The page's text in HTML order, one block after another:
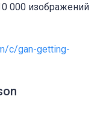
000 изображений
c/gan-getting-